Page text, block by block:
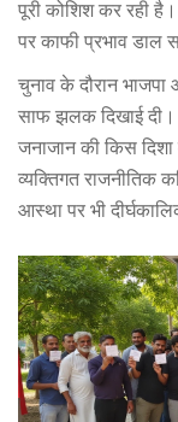
पूरी कोशिश कर रही
पर काफी प्रभाव डाल
चुनाव के दौरान
साफ झलक दिखाई दी।
जनाजान की किस दिशा
व्यक्तिगत राजनीतिक
आस्था पर भी